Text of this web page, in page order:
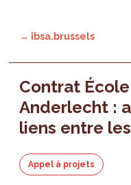
→ ibsa.brussels
Contrat
Anderlecht :
liens entre
Appel à projets